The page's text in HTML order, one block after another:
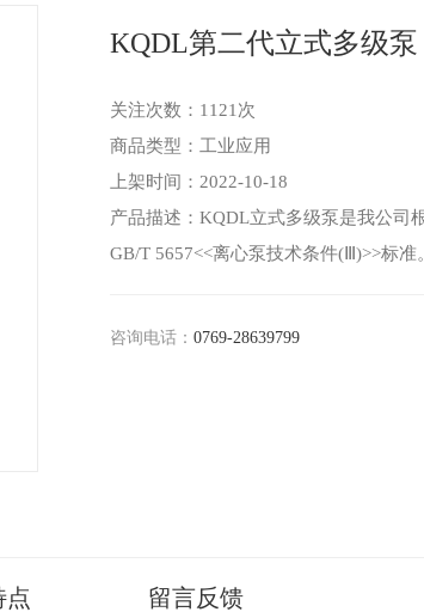
KQDL第二代立式多级泵
关注次数： 1121次
商品类型：工业应用
上架时间：2022-10-18
产品描述：KQDL立式多级泵是我公司
GB/T 5657<<离心泵技术条件(Ⅲ)>>标准。
咨询电话： 0769-28639799
点 留言反馈